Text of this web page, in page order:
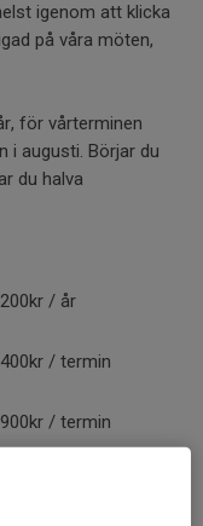
igenom att klicka
på våra möten,
för vårterminen
i augusti. Börjar du
du halva
200kr / år
400kr / termin
900kr / termin